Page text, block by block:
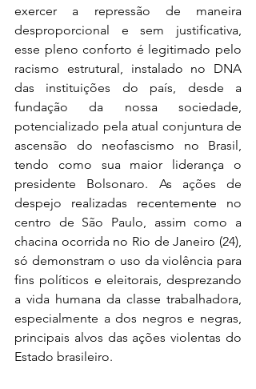
exercer a repressão de maneira
desproporcional e sem justificativa,
esse pleno conforto é legitimado pelo
racismo estrutural, instalado no DNA
das instituições do país, desde a
fundação da nossa sociedade,
potencializado pela atual conjuntura de
ascensão do neofascismo no Brasil,
tendo como sua maior liderança o
presidente Bolsonaro. As ações de
despejo realizadas recentemente no
centro de São Paulo, assim como a
chacina ocorrida no Rio de Janeiro (24),
só demonstram o uso da violência para
fins políticos e eleitorais, desprezando
a vida humana da classe trabalhadora,
especialmente a dos negros e negras,
principais alvos das ações violentas do
Estado brasileiro.